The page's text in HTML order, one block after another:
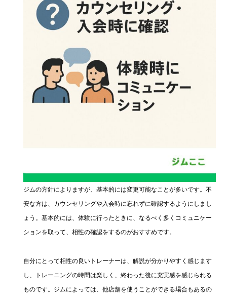
ジムの方針によりますが、基本的には変更可能なことが多いです。不
安な方は、カウンセリングや入会時に忘れずに確認するようにしまし
ょう。基本的には、体験に行ったときに、なるべく多くコミュニケー
ションを取って、相性の確認をするのがおすすめです。
自分にとって相性の良いトレーナーは、解説が分かりやすく感じます
し、トレーニングの時間は楽しく、終わった後に充実感を感じられる
ものです。ジムによっては、他店舗を使うことができる場合もあるの